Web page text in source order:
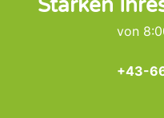
Stärken
von
+43-